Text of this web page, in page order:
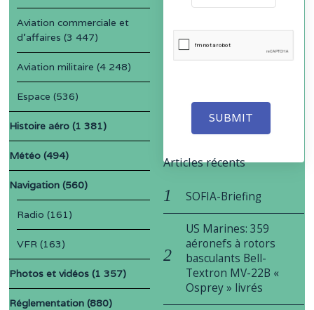
SUBMIT
Aviation commerciale et
d'affaires (3 447)
Aviation militaire (4 248)
Espace (536)
Histoire aéro (1 381)
Météo (494)
Navigation (560)
Radio (161)
VFR (163)
Photos et vidéos (1 357)
Réglementation (880)
Articles récents
SOFIA-Briefing
US Marines: 359
aéronefs à rotors
basculants Bell-
Textron MV-22B «
Osprey » livrés